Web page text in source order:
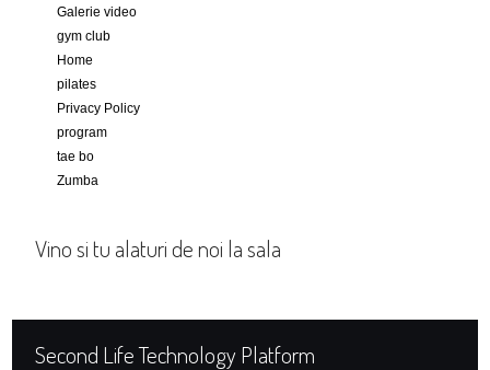
Galerie video
gym club
Home
pilates
Privacy Policy
program
tae bo
Zumba
Vino si tu alaturi de noi la sala
Second Life Technology Platform